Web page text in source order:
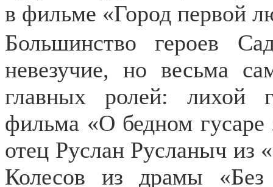
в фильме «Город первой
Большинство героев
невезучие, но весьма
главных ролей: лихой
фильма «О бедном гусаре
отец Руслан Русланыч из
Колесов из драмы